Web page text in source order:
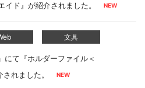
ド』が紹介されました。
文具
にて『ホルダーファイル＜
れました。